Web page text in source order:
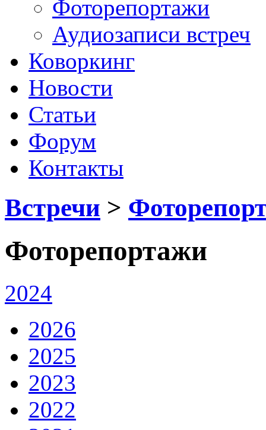
Фоторепортажи
Аудиозаписи встреч
Коворкинг
Новости
Статьи
Форум
Контакты
Встречи >
Фоторепортажи
2024
2026
2025
2023
2022